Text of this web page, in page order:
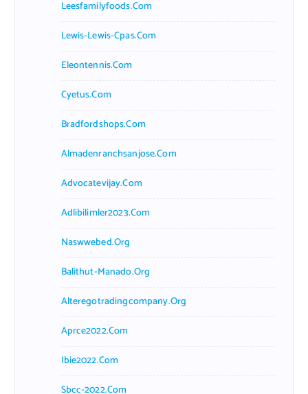
Leesfamilyfoods.com
Lewis-Lewis-Cpas.com
Eleontennis.com
Cyetus.com
Bradfordshops.com
Almadenranchsanjose.com
Advocatevijay.com
Adlibilimler2023.com
Naswwebed.org
Balithut-Manado.org
Alteregotradingcompany.org
Aprce2022.com
Ibie2022.com
Sbcc-2022.com